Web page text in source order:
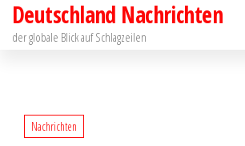
Zum
Inhalt
Deutschland Nachrichten
der globale Blick auf Schlagzeilen
Nachrichten